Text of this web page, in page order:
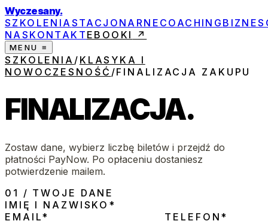
Wyczesany.
SZKOLENIA STACJONARNE COACHING
NAS KONTAKT EBOOKI ↗
MENU ≡
SZKOLENIA / KLASYKA I
NOWOCZESNOŚĆ /FINALIZACJA ZAKUPU
FINALIZACJA.
Zostaw dane, wybierz liczbę biletów i przejdź do
płatności PayNow. Po opłaceniu dostaniesz
potwierdzenie mailem.
01 / TWOJE DANE
IMIĘ I NAZWISKO *
EMAIL* TELEFON *